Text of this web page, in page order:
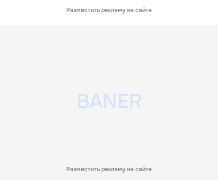
Разместить рекламу на сайте
Разместить рекламу на сайте